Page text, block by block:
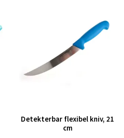
Detekterbar flexibel kniv, 21
cm